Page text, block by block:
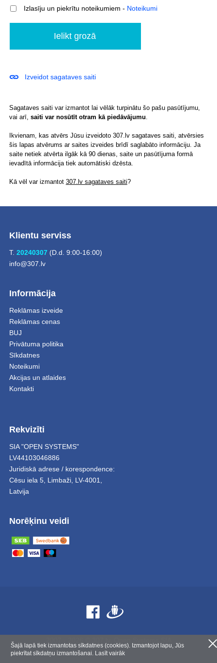
Izlasīju un piekrītu noteikumiem - Noteikumi
Izveidot sagataves saiti
Sagataves saiti var izmantot lai vēlāk turpinātu šo pašu pasūtījumu,
vai arī, saiti var nosūtīt otram kā piedāvājumu
Ikvienam, kas atvērs Jūsu izveidoto 307.lv sagataves saiti, atvērsies
šis lapas atvērums ar saites izveides brīdī saglabāto informāciju. Ja
saite netiek atvērta ilgāk kā 90 dienas, saite un pasūtījuma formā
ievadītā informācija tiek automātiski dzēsta.
Kā vēl var izmantot 307.lv sagataves saiti?
Klientu serviss
T. 20240307(D.d. 9:00-16:00)
info@307.lv
Informācija
Reklāmas izveide
Reklāmas cenas
BUJ
Privātuma politika
Sīkdatnes
Noteikumi
Akcijas un atlaides
Kontakti
Rekvizīti
SIA "OPEN SYSTEMS"
LV44103046886
Juridiskā adrese / korespondence:
Cēsu iela 5, Limbaži, LV-4001,
Latvija
Norēķinu veidi
Šajā lapā tiek izmantotas sīkdatnes (cookies). Izmantojot lapu, Jūs
piekrītat sīkdatņu izmantošanai. Lasīt vairāk